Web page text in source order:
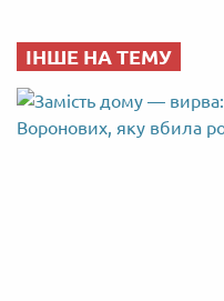
ІНШЕ НА ТЕМУ